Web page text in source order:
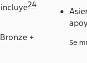
24
+
Se